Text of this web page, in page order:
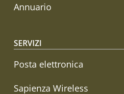
Annuario
SERVIZI
Posta elettronica
Sapienza Wireless